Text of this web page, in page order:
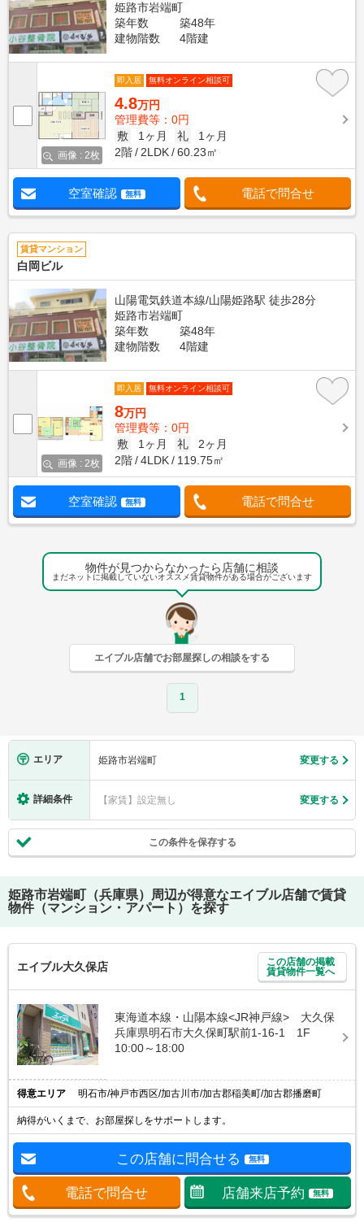
姫路市岩端町
築年数
築48年
建物階数
4階建
画像 : 2枚
即入居 無料オンライン相談可
4.8万円
管理費等：0円
敷
1ヶ月 礼
1ヶ月
2階
2LDK 60.23㎡
空室確認 無料 電話で問合せ
賃貸マンション
白岡ビル
山陽電気鉄道本線/山陽姫路駅 徒歩28分
姫路市岩端町
築年数
築48年
建物階数
4階建
画像 : 2枚
即入居 無料オンライン相談可
8万円
管理費等：0円
敷
1ヶ月 礼
2ヶ月
2階
4LDK 119.75㎡
空室確認 無料 電話で問合せ
物件が見つからなかったら店舗に相談
まだネットに掲載していないオススメ賃貸物件がある場合がございます
エイブル店舗でお部屋探しの相談をする
1
エリア 姫路市岩端町 変更する
詳細条件 【家賃】設定無し 変更する
この条件を保存する
姫路市岩端町（兵庫県）
周辺が得意なエイブル店舗で賃貸
物件（マンション・アパート）を探す
エイブル大久保店
この店舗の掲載
賃貸物件一覧へ
東海道本線・山陽本線<JR神戸線> 大久保
兵庫県明石市大久保町駅前1-16-1 1F
10:00～18:00
得意エリア 明石市/神戸市西区/加古川市/加古郡稲美町/加古郡播磨町
納得がいくまで、お部屋探しをサポートします。
この店舗に問合せる 無料
電話で問合せ 店舗来店予約 無料